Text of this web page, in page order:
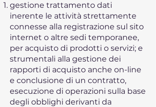
gestione trattamento dati
inerente le attività strettamente
connesse alla registrazione sul sito
internet o altre sedi temporanee,
per acquisto di prodotti o servizi; e
strumentali alla gestione dei
rapporti di acquisto anche on-line
e conclusione di un contratto,
esecuzione di operazioni sulla base
degli obblighi derivanti da